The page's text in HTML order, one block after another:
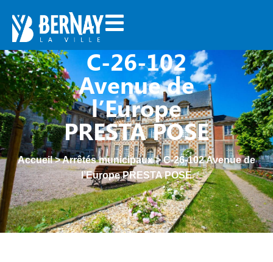
C-26-102
Avenue de
l’Europe
PRESTA POSE
Accueil>Arrêtés municipaux>C-26-102 Avenue de
l’Europe PRESTA POSE